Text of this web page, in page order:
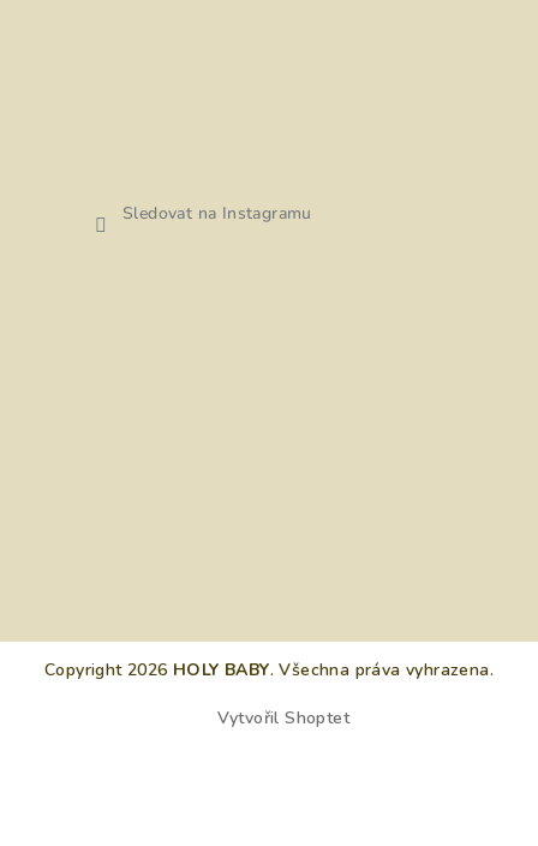
Sledovat na Instagramu
Copyright 2026 HOLY BABY. Všechna práva vyhrazena.
Vytvořil Shoptet